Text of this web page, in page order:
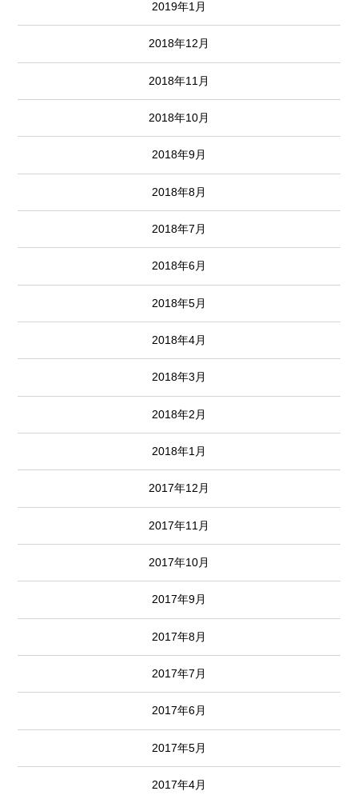
2019年1月
2018年12月
2018年11月
2018年10月
2018年9月
2018年8月
2018年7月
2018年6月
2018年5月
2018年4月
2018年3月
2018年2月
2018年1月
2017年12月
2017年11月
2017年10月
2017年9月
2017年8月
2017年7月
2017年6月
2017年5月
2017年4月